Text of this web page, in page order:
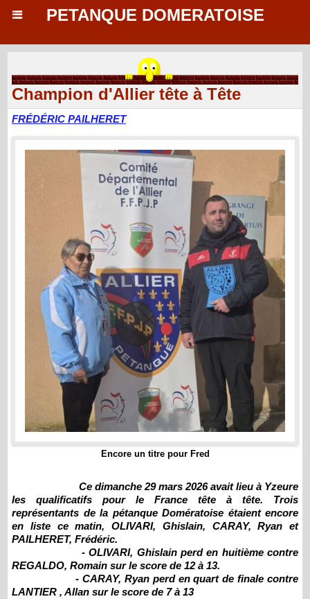
PETANQUE DOMERATOISE
Champion d'Allier tête à Tête
FRÉDÉRIC PAILHERET
Encore un titre pour Fred
Ce dimanche 29 mars 2026 avait lieu à Yzeure
les qualificatifs pour le France tête à tête. Trois
représentants de la pétanque Domératoise étaient encore
en liste ce matin, OLIVARI, Ghislain, CARAY, Ryan et
PAILHERET, Frédéric.
- OLIVARI, Ghislain perd en huitième contre
REGALDO, Romain sur le score de 12 à 13.
- CARAY, Ryan perd en quart de finale contre
LANTIER , Allan sur le score de 7 à 13